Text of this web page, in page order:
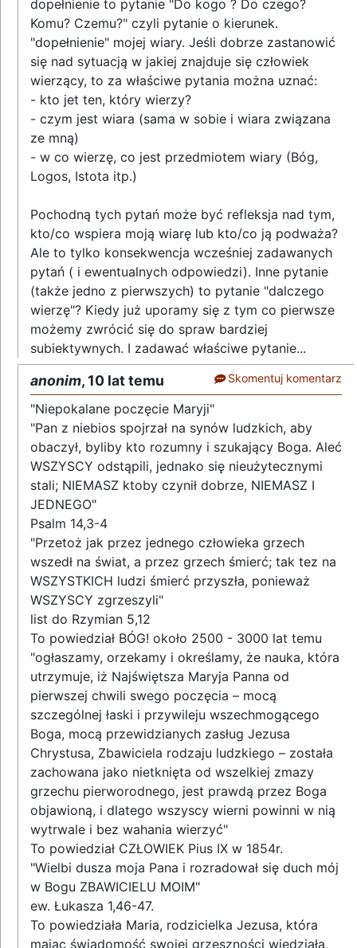
dopełnienie to pytanie "Do kogo ? Do czego?
Komu? Czemu?" czyli pytanie o kierunek.
"dopełnienie" mojej wiary. Jeśli dobrze zastanowić
się nad sytuacją w jakiej znajduje się człowiek
wierzący, to za właściwe pytania można uznać:
- kto jet ten, który wierzy?
- czym jest wiara (sama w sobie i wiara związana
ze mną)
- w co wierzę, co jest przedmiotem wiary (Bóg,
Logos, Istota itp.)
Pochodną tych pytań może być refleksja nad tym,
kto/co wspiera moją wiarę lub kto/co ją podważa?
Ale to tylko konsekwencja wcześniej zadawanych
pytań ( i ewentualnych odpowiedzi). Inne pytanie
(także jedno z pierwszych) to pytanie "dalczego
wierzę"? Kiedy już uporamy się z tym co pierwsze
możemy zwrócić się do spraw bardziej
subiektywnych. I zadawać właściwe pytanie...
anonim,10 lat temu Skomentuj komentarz
"Niepokalane poczęcie Maryji"
"Pan z niebios spojrzał na synów ludzkich, aby
obaczył, byliby kto rozumny i szukający Boga. Aleć
WSZYSCY odstąpili, jednako się nieużytecznymi
stali; NIEMASZ ktoby czynił dobrze, NIEMASZ I
JEDNEGO"
Psalm 14,3-4
"Przetoż jak przez jednego człowieka grzech
wszedł na świat, a przez grzech śmierć; tak tez na
WSZYSTKICH ludzi śmierć przyszła, ponieważ
WSZYSCY zgrzeszyli"
list do Rzymian 5,12
To powiedział BÓG! około 2500 - 3000 lat temu
"ogłaszamy, orzekamy i określamy, że nauka, która
utrzymuje, iż Najświętsza Maryja Panna od
pierwszej chwili swego poczęcia – mocą
szczególnej łaski i przywileju wszechmogącego
Boga, mocą przewidzianych zasług Jezusa
Chrystusa, Zbawiciela rodzaju ludzkiego – została
zachowana jako nietknięta od wszelkiej zmazy
grzechu pierworodnego, jest prawdą przez Boga
objawioną, i dlatego wszyscy wierni powinni w nią
wytrwale i bez wahania wierzyć"
To powiedział CZŁOWIEK Pius IX w 1854r.
"Wielbi dusza moja Pana i rozradował się duch mój
w Bogu ZBAWICIELU MOIM"
ew. Łukasza 1,46-47.
To powiedziała Maria, rodzicielka Jezusa, która
majac świadomość swojej grzeszności wiedziała,